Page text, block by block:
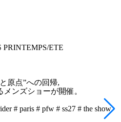
原点”への回帰,
ンズショーが開催。
# paris # pfw # ss27 # the show